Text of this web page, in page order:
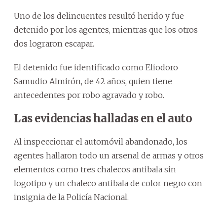
Uno de los delincuentes resultó herido y fue
detenido por los agentes, mientras que los otros
dos lograron escapar.
El detenido fue identificado como Eliodoro
Samudio Almirón, de 42 años, quien tiene
antecedentes por robo agravado y robo.
Las evidencias halladas en el auto
Al inspeccionar el automóvil abandonado, los
agentes hallaron todo un arsenal de armas y otros
elementos como tres chalecos antibala sin
logotipo y un chaleco antibala de color negro con
insignia de la Policía Nacional.